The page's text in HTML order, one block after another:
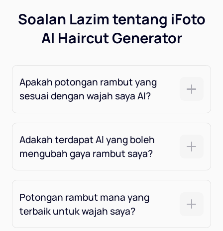
Soalan Lazim tentang iFoto
AI Haircut Generator
Apakah potongan rambut yang
sesuai dengan wajah saya AI?
Adakah terdapat Al yang boleh
mengubah gaya rambut saya?
Potongan rambut mana yang
terbaik untuk wajah saya?